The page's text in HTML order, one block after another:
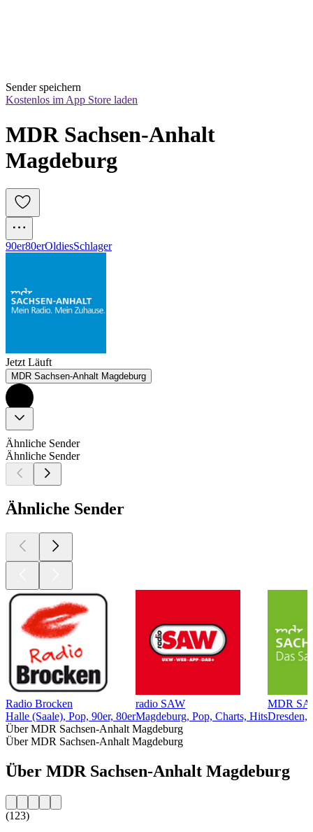
Sender speichern
Kostenlos im App Store laden
MDR Sachsen-Anhalt
Magdeburg
90er80erOldiesSchlager
Jetzt Läuft
MDR Sachsen-Anhalt Magdeburg
Ähnliche Sender
Ähnliche Sender
Ähnliche Sender
Radio Brocken
Halle (Saale), Pop, 90er, 80er
radio SAW
Magdeburg, Pop, Charts, Hits
MDR
Dresden,
Über MDR Sachsen-Anhalt Magdeburg
Über MDR Sachsen-Anhalt Magdeburg
Über MDR Sachsen-Anhalt Magdeburg
(123)